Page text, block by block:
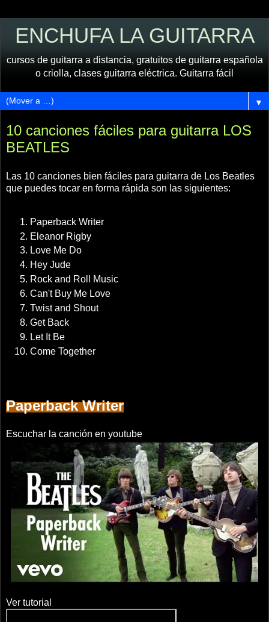
ENCHUFA LA GUITARRA
cursos de guitarra a distancia, gratuitos de guitarra española
o criolla, clases guitarra eléctrica. Guitarra fácil
▼
10 canciones fáciles para guitarra LOS
BEATLES
Las 10 canciones bien fáciles para guitarra de Los Beatles
que puedes tocar en forma rápida son las siguientes:
Paperback Writer
Eleanor Rigby
Love Me Do
Hey Jude
Rock and Roll Music
Can't Buy Me Love
Twist and Shout
Get Back
Let It Be
Come Together
Paperback Writer
Escuchar la canción en youtube
Ver tutorial